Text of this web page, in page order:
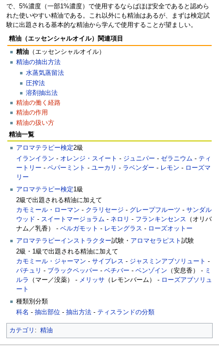
で、5%濃度（一部1%濃度）で使用するならばほぼ安全であると認めら
れた使いやすい精油である。これ以外にも精油はあるが、まずは検定試
験に出題される基本的な精油から学んで使用することが望ましい。
精油（エッセンシャルオイル）関連項目
精油 （エッセンシャルオイル）
精油の抽出方法
水蒸気蒸留法
圧搾法
溶剤抽出法
精油の働く経路
精油の作用
精油の扱い方
精油一覧
アロマテラピー検定2級
イランイラン - オレンジ・スイート - ジュニパー - ゼラニウム - ティ
ートリー - ペパーミント - ユーカリ - ラベンダー - レモン - ローズマ
リー
アロマテラピー検定1級
2級で出題される精油に加えて
カモミール・ローマン - クラリセージ - グレープフルーツ - サンダル
ウッド - スイートマージョラム - ネロリ - フランキンセンス
（オリバ
ナム／乳香） - ベルガモット - レモングラス - ローズオットー
アロマテラピーインストラクター試験・ アロマセラピスト 試験
2級・1級で出題される精油に加えて
カモミール・ジャーマン - サイプレス - ジャスミンアブソリュート -
パチュリ - ブラックペッパー - ベチバー - ベンゾイン （安息香） - ミ
ルラ
（マー／没薬） - メリッサ （レモンバーム） - ローズアブソリュ
ート
種類別分類
科名 - 抽出部位 - 抽出方法 - ティスランドの分類
カテゴリ : 精油